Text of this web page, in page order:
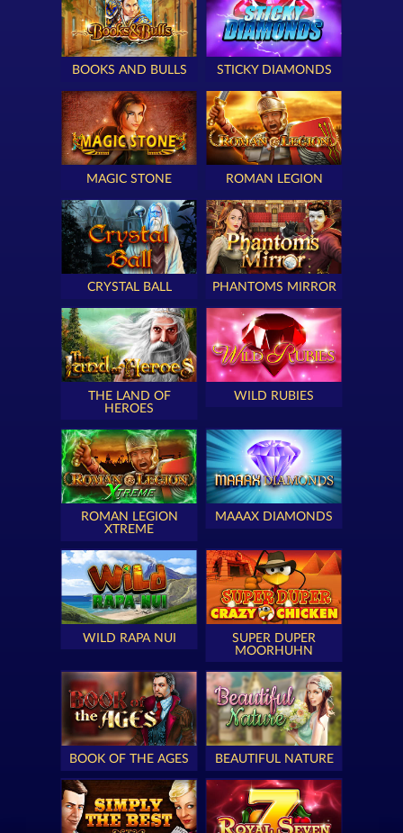
BOOKS AND BULLS STICKY DIAMONDS
MAGIC STONE ROMAN LEGION
CRYSTAL BALL PHANTOMS MIRROR
THE LAND OF
HEROES
WILD RUBIES
ROMAN LEGION
XTREME
MAAAX DIAMONDS
WILD RAPA NUI
SUPER DUPER
MOORHUHN
BOOK OF THE AGES BEAUTIFUL NATURE